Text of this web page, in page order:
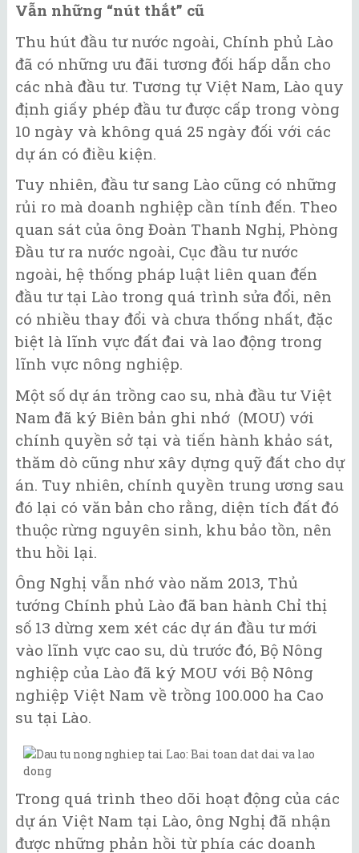
Vẫn những “nút thắt” cũ
Thu hút đầu tư nước ngoài, Chính phủ Lào
đã có những ưu đãi tương đối hấp dẫn cho
các nhà đầu tư. Tương tự Việt Nam, Lào quy
định giấy phép đầu tư được cấp trong vòng
10 ngày và không quá 25 ngày đối với các
dự án có điều kiện.
Tuy nhiên, đầu tư sang Lào cũng có những
rủi ro mà doanh nghiệp cần tính đến. Theo
quan sát của ông Đoàn Thanh Nghị, Phòng
Đầu tư ra nước ngoài, Cục đầu tư nước
ngoài, hệ thống pháp luật liên quan đến
đầu tư tại Lào trong quá trình sửa đổi, nên
có nhiều thay đổi và chưa thống nhất, đặc
biệt là lĩnh vực đất đai và lao động trong
lĩnh vực nông nghiệp.
Một số dự án trồng cao su, nhà đầu tư Việt
Nam đã ký Biên bản ghi nhớ (MOU) với
chính quyền sở tại và tiến hành khảo sát,
thăm dò cũng như xây dựng quỹ đất cho dự
án. Tuy nhiên, chính quyền trung ương sau
đó lại có văn bản cho rằng, diện tích đất đó
thuộc rừng nguyên sinh, khu bảo tồn, nên
thu hồi lại.
Ông Nghị vẫn nhớ vào năm 2013, Thủ
tướng Chính phủ Lào đã ban hành Chỉ thị
số 13 dừng xem xét các dự án đầu tư mới
vào lĩnh vực cao su, dù trước đó, Bộ Nông
nghiệp của Lào đã ký MOU với Bộ Nông
nghiệp Việt Nam về trồng 100.000 ha Cao
su tại Lào.
Trong quá trình theo dõi hoạt động của các
dự án Việt Nam tại Lào, ông Nghị đã nhận
được những phản hồi từ phía các doanh